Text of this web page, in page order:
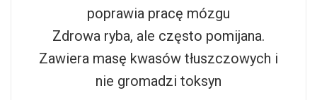
poprawia pracę mózgu
Zdrowa ryba, ale często pomijana.
Zawiera masę kwasów tłuszczowych i
nie gromadzi toksyn